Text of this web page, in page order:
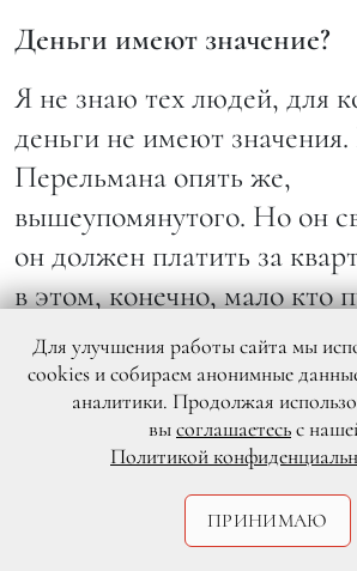
Деньги имеют значение?
Я не знаю тех людей, для
деньги не имеют
Перельмана опять же,
вышеупомянутого. Но он
он должен платить за
в этом, конечно, мало кто
все ж у нас за искусство
В сериале «Детка» у вас
Вы с удовольствием
Поначалу — да. Но сейчас я
съемки затянулись
Для улучшения работы сайта мы
cookies и собираем анонимные
аналитики. Продолжая
высоглашаетесьс
Политикой
ПРИНИМАЮ